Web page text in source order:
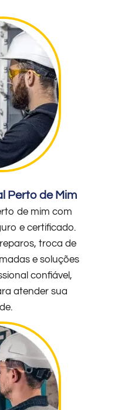
Perto de Mim
de mim com
e certificado.
troca de
e soluções
confiável,
atender sua